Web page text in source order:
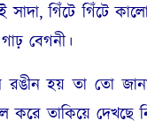
গিঁটে গিঁটে
বেগনী।
তা তো জানা
তাকিয়ে দেখছে